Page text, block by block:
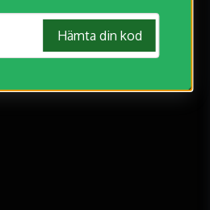
Hämta din kod